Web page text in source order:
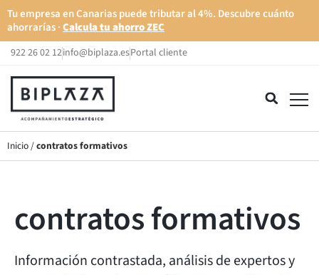
Tu empresa en Canarias puede tributar al 4%. Descubre cuánto
ahorrarías ·Calcula tu ahorro ZEC
922 26 02 12info@biplaza.esPortal cliente
Inicio/contratos formativos
contratos formativos
Información contrastada, análisis de expertos y